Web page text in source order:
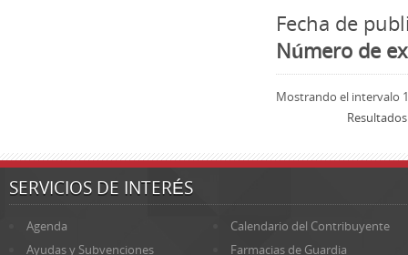
Fecha de
Número de
Mostrando el intervalo
SERVICIOS DE INTERÉS
Agenda
Calendario del Contribuyente
Ayudas y Subvenciones
Farmacias de Guardia